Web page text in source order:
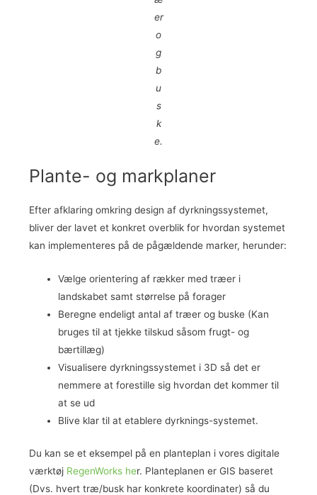
er
o
g
b
u
s
k
e.
Plante- og markplaner
Efter afklaring omkring design af dyrkningssystemet,
bliver der lavet et konkret overblik for hvordan systemet
kan implementeres på de pågældende marker, herunder:
Vælge orientering af rækker med træer i
landskabet samt størrelse på forager
Beregne endeligt antal af træer og buske (Kan
bruges til at tjekke tilskud såsom frugt- og
bærtillæg)
Visualisere dyrkningssystemet i 3D så det er
nemmere at forestille sig hvordan det kommer til
at se ud
Blive klar til at etablere dyrknings-systemet.
Du kan se et eksempel på en planteplan i vores digitale
værktøj RegenWorks her. Planteplanen er GIS baseret
(Dvs. hvert træ/busk har konkrete koordinater) så du